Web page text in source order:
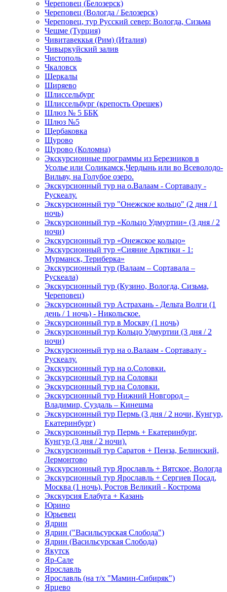
Череповец (Белозерск)
Череповец (Вологда / Белозерск)
Череповец, тур Русский север: Вологда, Сизьма
Чешме (Турция)
Чивитавеккья (Рим) (Италия)
Чивыркуйский залив
Чистополь
Чкаловск
Шеркалы
Ширяево
Шлиссельбург
Шлиссельбург (крепость Орешек)
Шлюз № 5 ББК
Шлюз №5
Щербаковка
Щурово
Щурово (Коломна)
Экскурсионные программы из Березников в
Усолье или Соликамск,Чердынь или во Всеволодо-
Вильву, на Голубое озеро.
Экскурсионный тур на о.Валаам - Сортавалу -
Рускеалу.
Экскурсионный тур "Онежское кольцо" (2 дня / 1
ночь)
Экскурсионный тур «Кольцо Удмуртии» (3 дня / 2
ночи)
Экскурсионный тур «Онежское кольцо»
Экскурсионный тур «Сияние Арктики - 1:
Мурманск, Териберка»
Экскурсионный тур (Валаам – Сортавала –
Рускеала)
Экскурсионный тур (Кузино, Вологда, Сизьма,
Череповец)
Экскурсионный тур Астрахань - Дельта Волги (1
день / 1 ночь) - Никольское.
Экскурсионный тур в Москву (1 ночь)
Экскурсионный тур Кольцо Удмуртии (3 дня / 2
ночи)
Экскурсионный тур на о.Валаам - Сортавалу -
Рускеалу.
Экскурсионный тур на о.Соловки.
Экскурсионный тур на Соловки
Экскурсионный тур на Соловки.
Экскурсионный тур Нижний Новгород –
Владимир, Суздаль – Кинешма
Экскурсионный тур Пермь (3 дня / 2 ночи, Кунгур,
Екатеринбург)
Экскурсионный тур Пермь + Екатеринбург,
Кунгур (3 дня / 2 ночи).
Экскурсионный тур Саратов + Пенза, Белинский,
Лермонтово
Экскурсионный тур Ярославль + Вятское, Вологда
Экскурсионный тур Ярославль + Сергиев Посад,
Москва (1 ночь), Ростов Великий - Кострома
Экскурсия Елабуга + Казань
Юрино
Юрьевец
Ядрин
Ядрин ("Васильсурская Слобода")
Ядрин (Васильсурская Слобода)
Якутск
Яр-Сале
Ярославль
Ярославль (на т/х "Мамин-Сибиряк")
Ярцево